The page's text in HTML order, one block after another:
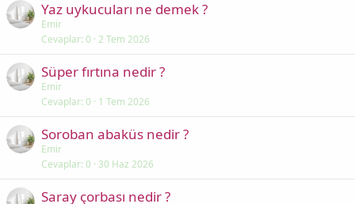
Yaz uykucuları ne demek ?
Emir
Cevaplar 0 2 Tem 2026
Süper fırtına nedir ?
Emir
Cevaplar 0 1 Tem 2026
Soroban abaküs nedir ?
Emir
Cevaplar 0 30 Haz 2026
Saray çorbası nedir ?